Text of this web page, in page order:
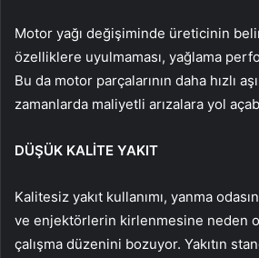
Motor yağı değişiminde üreticinin
özelliklere uyulmaması, yağlama
Bu da motor parçalarının daha hızlı
zamanlarda maliyetli arızalara yol
DÜŞÜK KALİTE YAKIT
Kalitesiz yakıt kullanımı, yanma
ve enjektörlerin kirlenmesine neden
çalışma düzenini bozuyor. Yakıtın